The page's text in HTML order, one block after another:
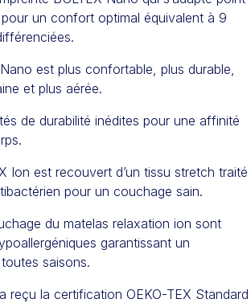
un confort optimal équivalent à 9
est plus confortable, plus durable,
et plus aérée.
de durabilité inédites pour une affinité
Ion est recouvert d’un tissu stretch traité
pour un couchage sain.
du matelas relaxation ion sont
garantissant un
saisons.
reçu la certification OEKO-TEX Standard